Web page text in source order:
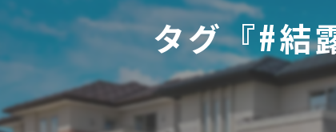
お客様の声
タグ『#結